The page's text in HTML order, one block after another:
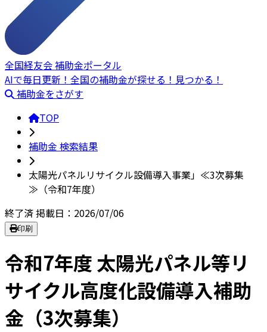
全国経友会 補助金ポータル
AIで毎日更新！全国の補助金が探せる！見つかる！
補助金をさがす
TOP
補助金 検索結果
太陽光パネルリサイクル設備導入事業」≪3次募集
≫（令和7年度）
終了済掲載日：2026/07/06
印刷
令和7年度 太陽光パネル等リ
サイクル高度化設備導入補助
金（3次募集）